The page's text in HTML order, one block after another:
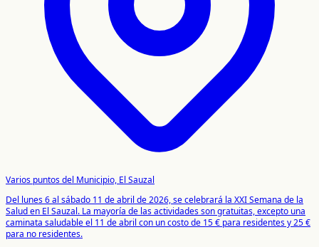
Varios puntos del Municipio, El Sauzal
Del lunes 6 al sábado 11 de abril de 2026, se celebrará la XXI Semana de la
Salud en El Sauzal. La mayoría de las actividades son gratuitas, excepto una
caminata saludable el 11 de abril con un costo de 15 € para residentes y 25 €
para no residentes.